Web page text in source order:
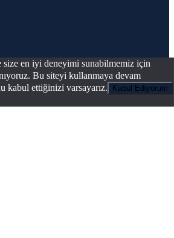
size en iyi deneyimi sunabilmemiz için
Bu siteyi kullanmaya devam
kabul ettiğinizi varsayarız.
Kabul Ediyorum